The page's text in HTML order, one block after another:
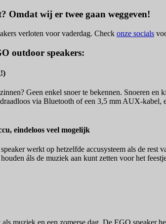
Omdat wij er twee gaan weggeven!
verloten voor vaderdag. Check onze socials
outdoor speakers:
Geen enkel snoer te bekennen. Snoeren
via Bluetooth of een 3,5 mm AUX-kabel,
eindeloos veel mogelijk
werkt op hetzelfde accusysteem als de rest
áls de muziek aan kunt zetten voor het